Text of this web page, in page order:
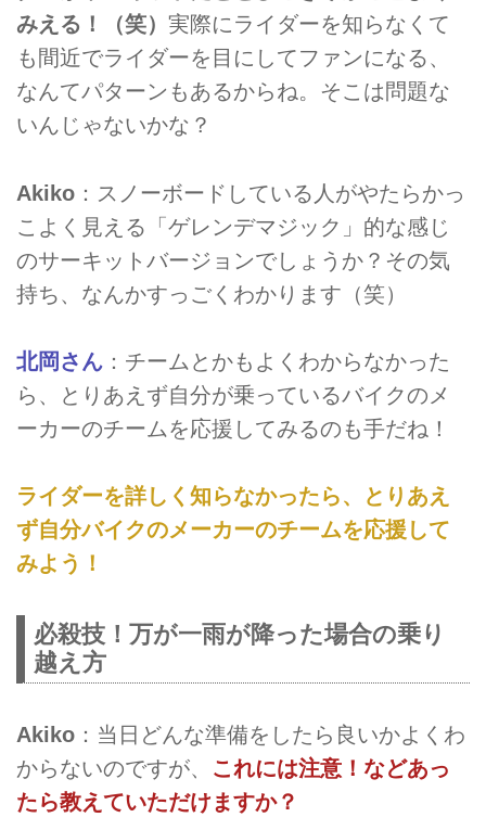
みえる！（笑） 実際にライダーを知らなくて
も間近でライダーを目にしてファンになる、
なんてパターンもあるからね。そこは問題な
いんじゃないかな？
Akiko ：スノーボードしている人がやたらかっ
こよく見える「ゲレンデマジック」的な感じ
のサーキットバージョンでしょうか？その気
持ち、なんかすっごくわかります（笑）
北岡さん ：チームとかもよくわからなかった
ら、とりあえず自分が乗っているバイクのメ
ーカーのチームを応援してみるのも手だね！
ライダーを詳しく知らなかったら、とりあえ
ず自分バイクのメーカーのチームを応援して
みよう！
必殺技！万が一雨が降った場合の乗り
越え方
Akiko ：当日どんな準備をしたら良いかよくわ
からないのですが、 これには注意！などあっ
たら教えていただけますか？